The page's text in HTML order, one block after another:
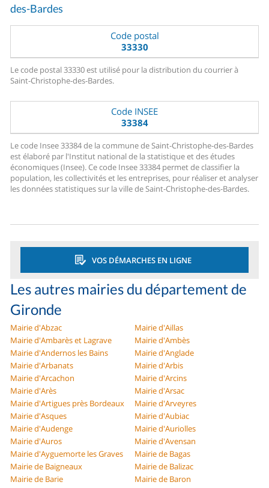
des-Bardes
Code postal
33330
Le code postal 33330 est utilisé pour la distribution du courrier à
Saint-Christophe-des-Bardes.
Code INSEE
33384
Le code Insee 33384 de la commune de Saint-Christophe-des-Bardes
est élaboré par l'Institut national de la statistique et des études
économiques (Insee). Ce code Insee 33384 permet de classifier la
population, les collectivités et les entreprises, pour réaliser et analyser
les données statistiques sur la ville de Saint-Christophe-des-Bardes.
VOS DÉMARCHES EN LIGNE
Les autres mairies du département de
Gironde
Mairie d'Abzac
Mairie d'Aillas
Mairie d'Ambarès et Lagrave
Mairie d'Ambès
Mairie d'Andernos les Bains
Mairie d'Anglade
Mairie d'Arbanats
Mairie d'Arbis
Mairie d'Arcachon
Mairie d'Arcins
Mairie d'Arès
Mairie d'Arsac
Mairie d'Artigues près Bordeaux
Mairie d'Arveyres
Mairie d'Asques
Mairie d'Aubiac
Mairie d'Audenge
Mairie d'Auriolles
Mairie d'Auros
Mairie d'Avensan
Mairie d'Ayguemorte les Graves
Mairie de Bagas
Mairie de Baigneaux
Mairie de Balizac
Mairie de Barie
Mairie de Baron